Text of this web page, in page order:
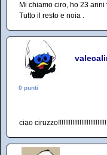
Mi chiamo ciro, ho 23
Tutto il resto e noia .
0 punti
ciao